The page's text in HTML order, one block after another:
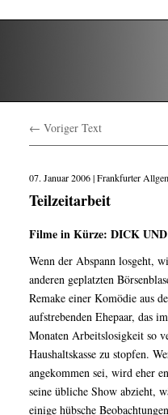
← Voriger Text
07. Januar 2006 | Frankfurter
Teilzeitarbeit
Filme in Kürze: DICK
Wenn der Abspann losgeht,
anderen geplatzten
Remake einer Komödie aus
aufstrebenden Ehepaar, das
Monaten Arbeitslosigkeit so
Haushaltskasse zu stopfen.
angekommen sei, wird eher
seine übliche Show abzieht,
einige hübsche